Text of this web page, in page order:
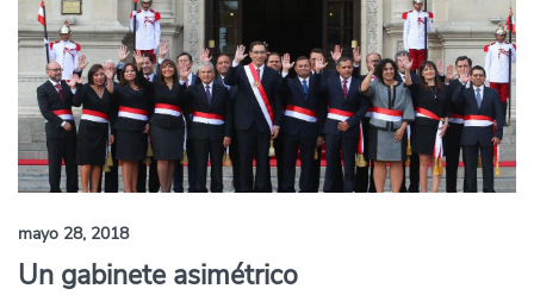
mayo 28, 2018
Un gabinete asimétrico